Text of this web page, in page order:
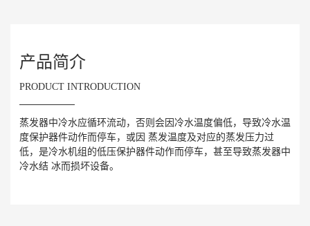
产品简介
PRODUCT INTRODUCTION
蒸发器中冷水应循环流动，否则会因冷水温度偏低，导致冷水温
度保护器件动作而停车，或因 蒸发温度及对应的蒸发压力过
低，是冷水机组的低压保护器件动作而停车，甚至导致蒸发器中
冷水结 冰而损坏设备。